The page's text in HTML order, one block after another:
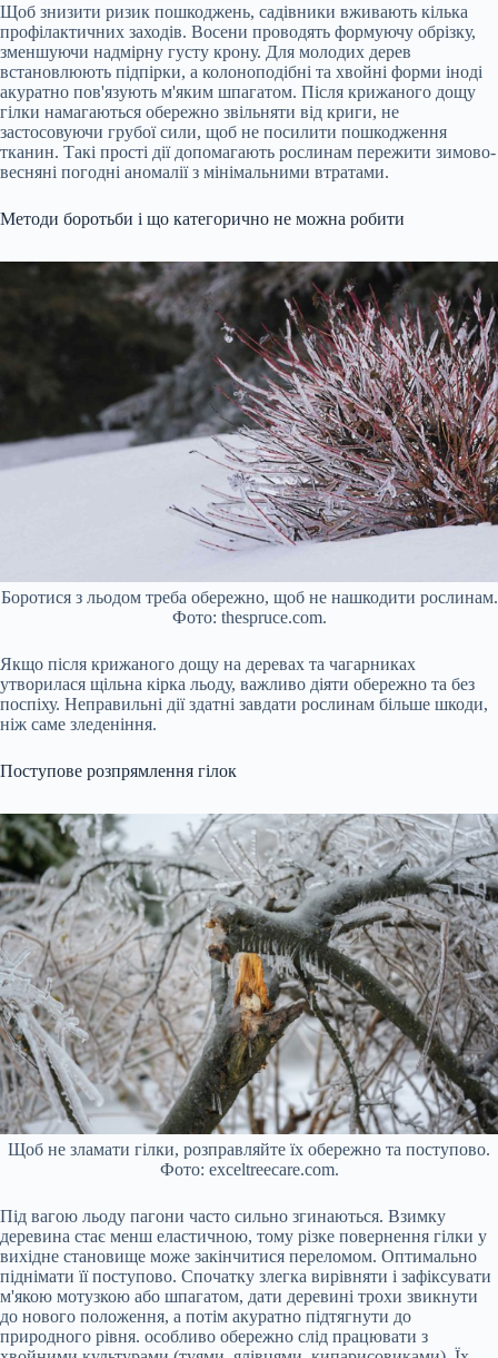
Щоб знизити ризик пошкоджень, садівники вживають кілька
профілактичних заходів. Восени проводять формуючу обрізку,
зменшуючи надмірну густу крону. Для молодих дерев
встановлюють підпірки, а колоноподібні та хвойні форми іноді
акуратно пов'язують м'яким шпагатом. Після крижаного дощу
гілки намагаються обережно звільняти від криги, не
застосовуючи грубої сили, щоб не посилити пошкодження
тканин. Такі прості дії допомагають рослинам пережити зимово-
весняні погодні аномалії з мінімальними втратами.
Методи боротьби і що категорично не можна робити
Боротися з льодом треба обережно, щоб не нашкодити рослинам.
Фото: thespruce.com.
Якщо після крижаного дощу на деревах та чагарниках
утворилася щільна кірка льоду, важливо діяти обережно та без
поспіху. Неправильні дії здатні завдати рослинам більше шкоди,
ніж саме зледеніння.
Поступове розпрямлення гілок
Щоб не зламати гілки, розправляйте їх обережно та поступово.
Фото: exceltreecare.com.
Під вагою льоду пагони часто сильно згинаються. Взимку
деревина стає менш еластичною, тому різке повернення гілки у
вихідне становище може закінчитися переломом. Оптимально
піднімати її поступово. Спочатку злегка вирівняти і зафіксувати
м'якою мотузкою або шпагатом, дати деревині трохи звикнути
до нового положення, а потім акуратно підтягнути до
природного рівня. особливо обережно слід працювати з